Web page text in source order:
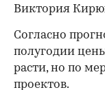
Виктория
Согласно
полугодии
расти, но по
проектов.